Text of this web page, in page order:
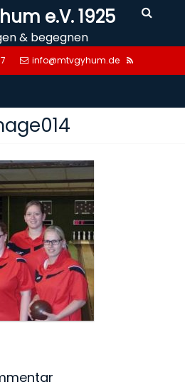
e.V. 1925
& begegnen
info@mtvgyhum.de